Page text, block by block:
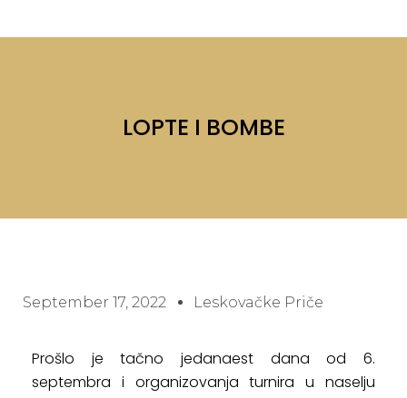
LOPTE I BOMBE
September 17, 2022 Leskovačke Priče
Prošlo je tačno jedanaest dana od 6.
septembra i organizovanja turnira u naselju